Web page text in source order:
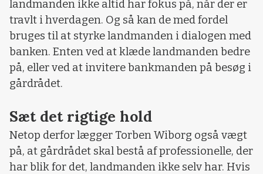
landmanden ikke altid har fokus på, når der er
travlt i hverdagen. Og så kan de med fordel
bruges til at styrke landmanden i dialogen med
banken. Enten ved at klæde landmanden bedre
på, eller ved at invitere bankmanden på besøg i
gårdrådet.
Sæt det rigtige hold
Netop derfor lægger Torben Wiborg også vægt
på, at gårdrådet skal bestå af professionelle, der
har blik for det, landmanden ikke selv har. Hvis